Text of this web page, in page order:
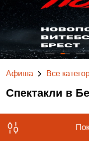
Афиша Все
Спектакли в